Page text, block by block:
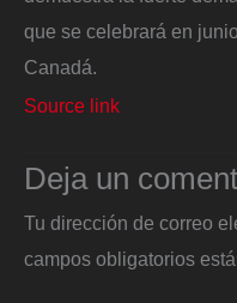
que se celebrará en
Canadá.
Source link
Deja un
Tu dirección de correo
campos obligatorios